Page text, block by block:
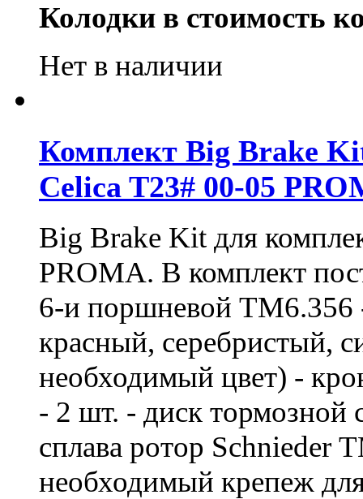
Колодки в стоимость
Нет в наличии
Комплект Big Brake
Celica T23# 00-05
Big Brake Kit для
PROMA. В комплект
6-и поршневой ТМ6.356
красный, серебристый,
необходимый цвет) -
- 2 шт. - диск тормозной
сплава ротор
необходимый крепеж